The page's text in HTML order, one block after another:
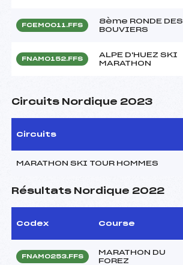
FCEM0011.FFS
8ème RONDE DES
BOUVIERS
FNAM0152.FFS
ALPE D'HUEZ SKI
MARATHON
Circuits Nordique 2023
Circuits
MARATHON SKI TOUR HOMMES
Résultats Nordique 2022
Codex Course
FNAM0253.FFS
MARATHON DU
FOREZ